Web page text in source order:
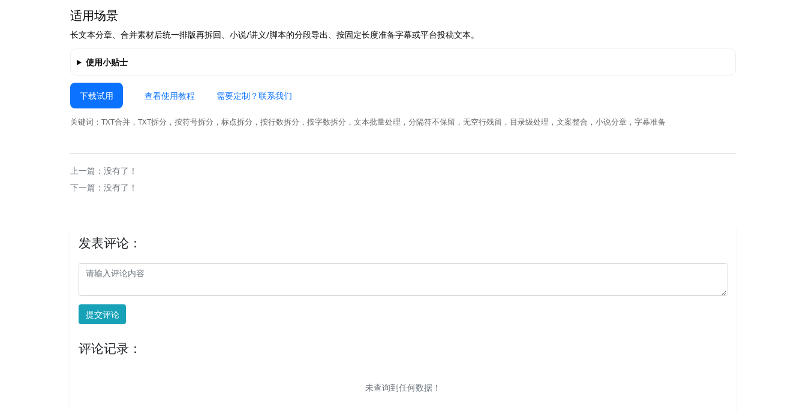
适用场景
长文本分章、合并素材后统一排版再拆回、小说/讲义/脚本的分段导出、按固定长度准备字幕或平台投稿文本。
使用小贴士
下载试用 查看使用教程 需要定制？联系我们
关键词：TXT合并，TXT拆分，按符号拆分，标点拆分，按行数拆分，按字数拆分，文本批量处理，分隔符不保留，无空行残留，目录级处理，文案整合，小说分章，字幕准备
上一篇：没有了！
下一篇：没有了！
发表评论：
提交评论
评论记录：
未查询到任何数据！